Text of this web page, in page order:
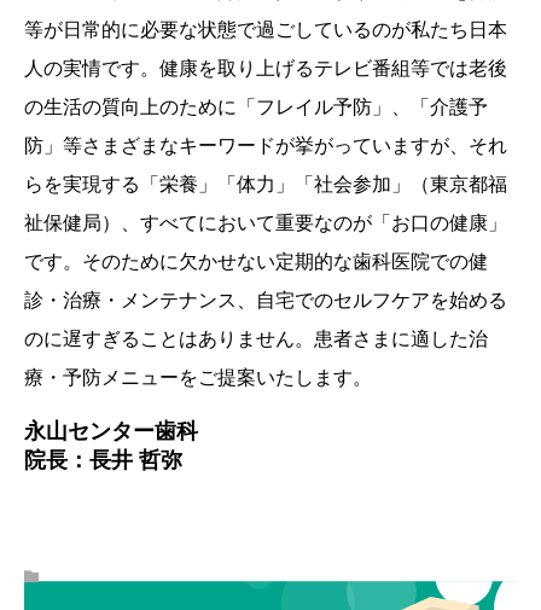
等が日常的に必要な状態で過ごしているのが私たち日本
人の実情です。健康を取り上げるテレビ番組等では老後
の生活の質向上のために「フレイル予防」、「介護予
防」等さまざまなキーワードが挙がっていますが、それ
らを実現する「栄養」「体力」「社会参加」（東京都福
祉保健局）、すべてにおいて重要なのが「お口の健康」
です。そのために欠かせない定期的な歯科医院での健
診・治療・メンテナンス、自宅でのセルフケアを始める
のに遅すぎることはありません。患者さまに適した治
療・予防メニューをご提案いたします。
永山センター歯科
院長：長井 哲弥